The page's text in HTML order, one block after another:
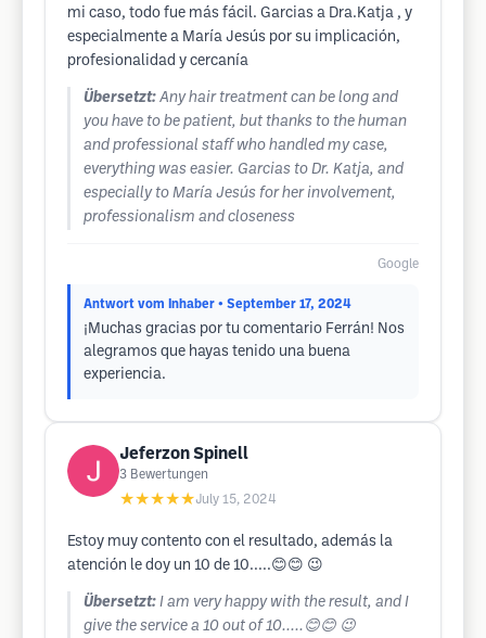
mi caso, todo fue más fácil. Garcias a Dra.Katja , y
especialmente a María Jesús por su implicación,
profesionalidad y cercanía
Übersetzt: Any hair treatment can be long and
you have to be patient, but thanks to the human
and professional staff who handled my case,
everything was easier. Garcias to Dr. Katja, and
especially to María Jesús for her involvement,
professionalism and closeness
Google
Antwort vom Inhaber • September 17, 2024
¡Muchas gracias por tu comentario Ferrán! Nos
alegramos que hayas tenido una buena
experiencia.
Jeferzon Spinell
3 Bewertungen
★★★★★July 15, 2024
Estoy muy contento con el resultado, además la
atención le doy un 10 de 10.....😊😊 😉
Übersetzt: I am very happy with the result, and I
give the service a 10 out of 10.....😊😊 😉